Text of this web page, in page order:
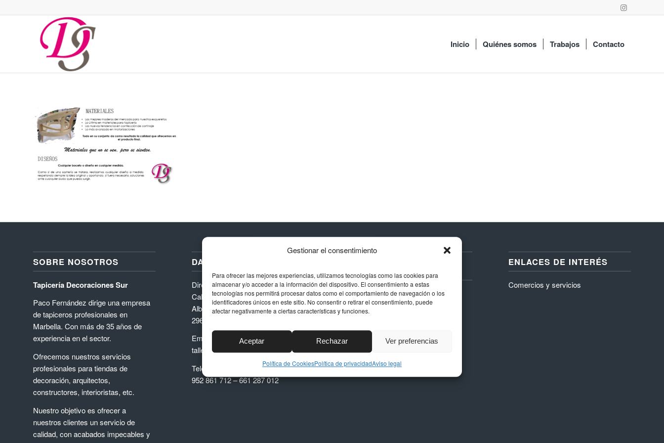
Gestionar el consentimiento
Para ofrecer las mejores experiencias, utilizamos tecnologías como las cookies para
almacenar y/o acceder a la información del dispositivo. El consentimiento a estas
tecnologías nos permitirá procesar datos como el comportamiento de navegación o los
identificadores únicos en este sitio. No consentir o retirar el consentimiento, puede
afectar negativamente a ciertas características y funciones.
Aceptar Rechazar Ver preferencias
Política de CookiesPolítica de privacidadAviso legal
Inicio Quiénes somos Trabajos Contacto
SOBRE NOSOTROS
Tapicería Decoraciones Sur
Paco Fernández dirige una empresa
de tapiceros profesionales en
Marbella. Con más de 35 años de
experiencia en el sector.
Ofrecemos nuestros servicios
profesionales para tiendas de
decoración, arquitectos,
constructores, interioristas, etc.
Nuestro objetivo es ofrecer a
nuestros clientes un servicio de
calidad, con acabados impecables y
DATOS DE CONTACTO
Dirección
Calle Níquel, 24, Polígono La
Albarizas,
29603, Marbella (Málaga)
Email
taller@dstapiceria.com
Teléfono
952 861 712 – 661 287 012
Contacto
Aviso legal
Política de Cookies (EU)
ENLACES DE INTERÉS
Comercios y servicios